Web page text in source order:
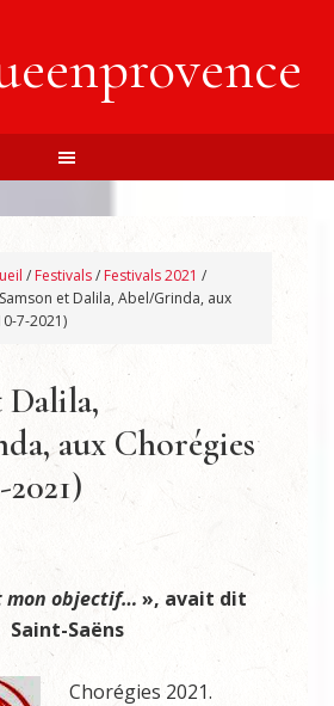
/ Festivals/ Festivals 2021 /
Samson et Dalila, Abel/Grinda, aux
7-2021)
Dalila,
aux Chorégies
mon objectif… », avait dit
Saint-Saëns
Chorégies 2021.